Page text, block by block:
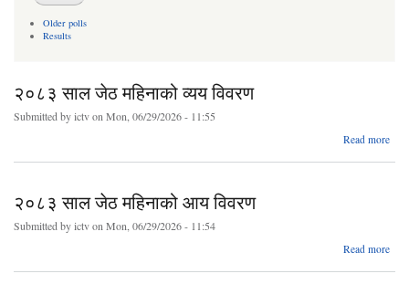
Older polls
Results
२०८३ साल जेठ महिनाको व्यय विवरण
Submitted byictvon Mon, 06/29/2026 - 11:55
Read more
२०८३ साल जेठ महिनाको आय विवरण
Submitted byictvon Mon, 06/29/2026 - 11:54
Read more